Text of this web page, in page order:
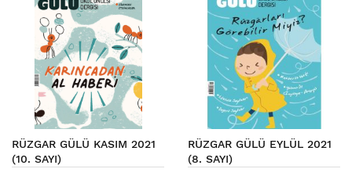
RÜZGAR GÜLÜ KASIM 2021
(10. SAYI)
RÜZGAR GÜLÜ EYLÜL 2021
(8. SAYI)